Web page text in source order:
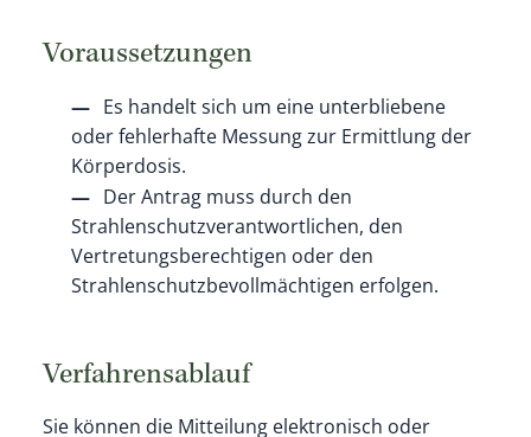
Voraussetzungen
Es handelt sich um eine unterbliebene
oder fehlerhafte Messung zur Ermittlung der
Körperdosis.
Der Antrag muss durch den
Strahlenschutzverantwortlichen, den
Vertretungsberechtigen oder den
Strahlenschutzbevollmächtigen erfolgen.
Verfahrensablauf
Sie können die Mitteilung elektronisch oder